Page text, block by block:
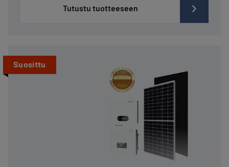
Tutustu tuotteeseen
Suosittu